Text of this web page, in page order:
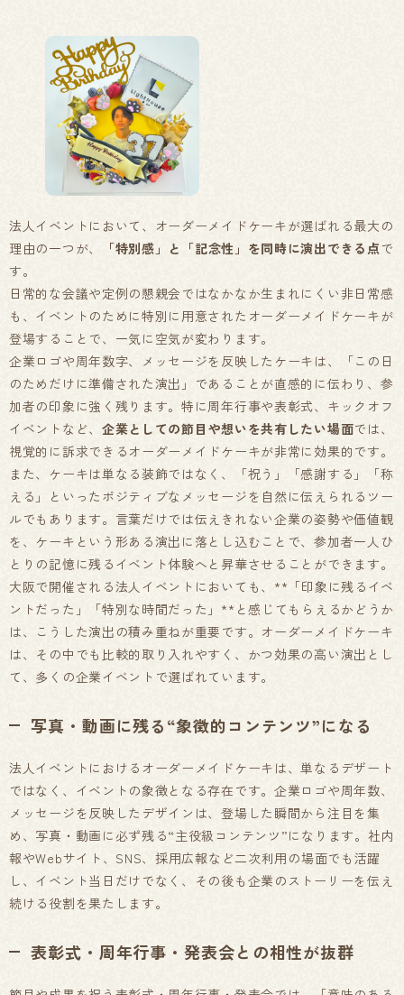
法人イベントにおいて、オーダーメイドケーキが選ばれる最大の
理由の一つが、
「特別感」と「記念性」を同時に演出できる点で
す。
日常的な会議や定例の懇親会ではなかなか生まれにくい非日常感
も、イベントのために特別に用意されたオーダーメイドケーキが
登場することで、一気に空気が変わります。
企業ロゴや周年数字、メッセージを反映したケーキは、「この日
のためだけに準備された演出」であることが直感的に伝わり、参
加者の印象に強く残ります。特に周年行事や表彰式、キックオフ
イベントなど、 企業としての節目や想いを共有したい場面では、
視覚的に訴求できるオーダーメイドケーキが非常に効果的です。
また、ケーキは単なる装飾ではなく、「祝う」「感謝する」「称
える」といったポジティブなメッセージを自然に伝えられるツー
ルでもあります。言葉だけでは伝えきれない企業の姿勢や価値観
を、ケーキという形ある演出に落とし込むことで、参加者一人ひ
とりの記憶に残るイベント体験へと昇華させることができます。
大阪で開催される法人イベントにおいても、**「印象に残るイベ
ントだった」「特別な時間だった」**と感じてもらえるかどうか
は、こうした演出の積み重ねが重要です。オーダーメイドケーキ
は、その中でも比較的取り入れやすく、かつ効果の高い演出とし
て、多くの企業イベントで選ばれています。
写真・動画に残る“象徴的コンテンツ”になる
法人イベントにおけるオーダーメイドケーキは、単なるデザート
ではなく、イベントの象徴となる存在です。企業ロゴや周年数、
メッセージを反映したデザインは、登場した瞬間から注目を集
め、写真・動画に必ず残る“主役級コンテンツ”になります。社内
報やWebサイト、SNS、採用広報など二次利用の場面でも活躍
し、イベント当日だけでなく、その後も企業のストーリーを伝え
続ける役割を果たします。
表彰式・周年行事・発表会との相性が抜群